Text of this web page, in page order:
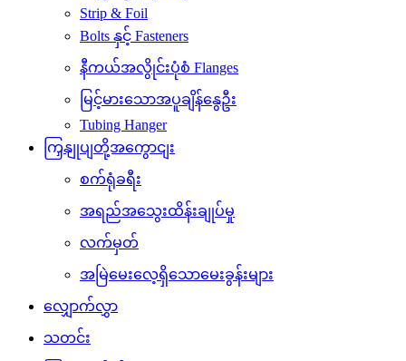
Strip & Foil
Bolts နှင့် Fasteners
နီကယ်အလွိုင်းပုံစံ Flanges
မြင့်မားသောအပူချိန်နွေဦး
Tubing Hanger
ကြှနျုပျတို့အကွောငျး
စက်ရုံခရီး
အရည်အသွေးထိန်းချုပ်မှု
လက်မှတ်
အမြဲမေးလေ့ရှိသောမေးခွန်းများ
လျှောက်လွှာ
သတင်း